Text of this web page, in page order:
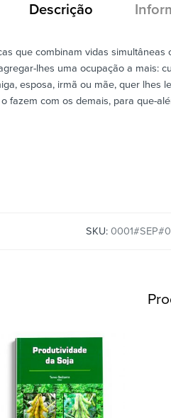
Descrição
que combinam vidas
lhes uma ocupação a mais:
esposa, irmã ou mãe, quer
fazem com os demais, para que-
SKU: